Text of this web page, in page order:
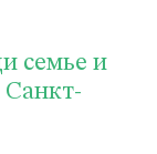
семье и
Санкт-